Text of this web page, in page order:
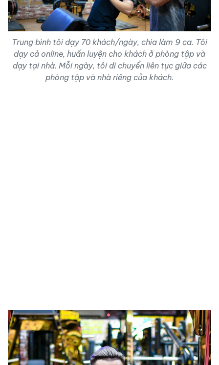
Trung bình tôi dạy 70 khách/ngày, chia làm 9 ca. Tôi
dạy cả online, huấn luyện cho khách ở phòng tập và
dạy tại nhà. Mỗi ngày, tôi di chuyển liên tục giữa các
phòng tập và nhà riêng của khách.